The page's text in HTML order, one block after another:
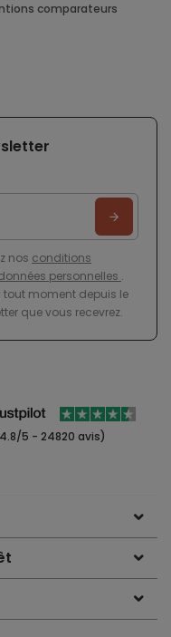
comparateurs
nos conditions
personnelles .
tout moment depuis le
que vous recevrez.
5 - 24820 avis)